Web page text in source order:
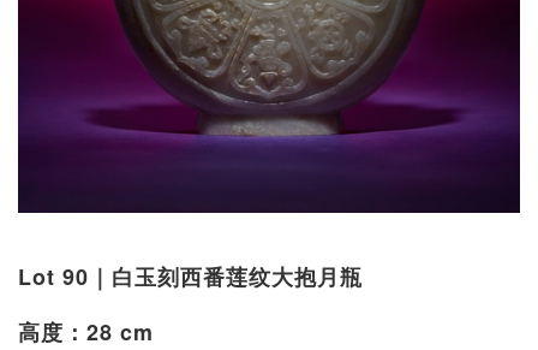
Lot 90｜白玉刻西番莲纹大抱月瓶
高度：28 cm